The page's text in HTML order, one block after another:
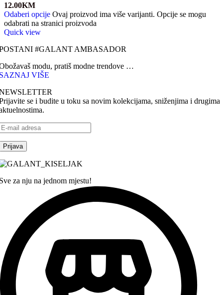
12.00KM
Odaberi opcije Ovaj proizvod ima više varijanti. Opcije se mogu
odabrati na stranici proizvoda
Quick view
#GALANT AMBASADOR
modu, pratiš modne trendove …
VIŠE
se i budite u toku sa novim kolekcijama, sniženjima i drugima
za nju na jednom mjestu!